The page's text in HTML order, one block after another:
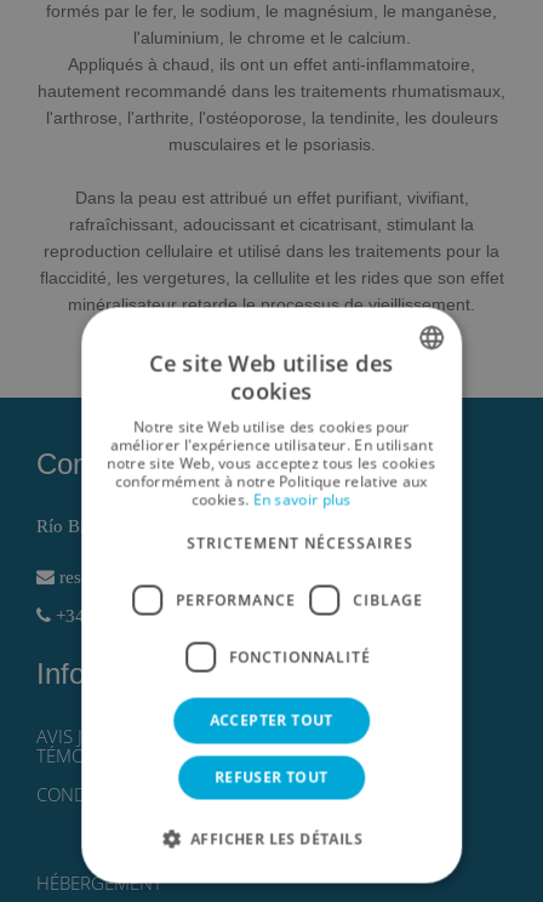
formés par le fer, le sodium, le magnésium, le manganèse,
l'aluminium, le chrome et le calcium.
Appliqués à chaud, ils ont un effet anti-inflammatoire,
hautement recommandé dans les traitements rhumatismaux,
l'arthrose, l'arthrite, l'ostéoporose, la tendinite, les douleurs
musculaires et le psoriasis.
Dans la peau est attribué un effet purifiant, vivifiant,
rafraîchissant, adoucissant et cicatrisant, stimulant la
reproduction cellulaire et utilisé dans les traitements pour la
flaccidité, les vergetures, la cellulite et les rides que son effet
minéralisateur retarde le processus de vieillissement.
Contact
Río Bidasoa, 1 , 30740 San Pedro del Pinatar (Murcia)
reservas@lodomar.com
+34 968186802 - +34 611614766
Information
AVIS JURIDIQUE, POLITIQUE ET PROTECTION DES
TÉMOINS
CONDITIONS DE RESERVATION
HÉBERGEMENT
ENGLISH
GERMAN
Ce site Web utilise des
cookies
Notre site Web utilise des cookies pour
améliorer l'expérience utilisateur. En utilisant
notre site Web, vous acceptez tous les cookies
conformément à notre Politique relative aux
cookies. En savoir plus
STRICTEMENT NÉCESSAIRES
PERFORMANCE CIBLAGE
FONCTIONNALITÉ
ACCEPTER TOUT
REFUSER TOUT
AFFICHER LES DÉTAILS